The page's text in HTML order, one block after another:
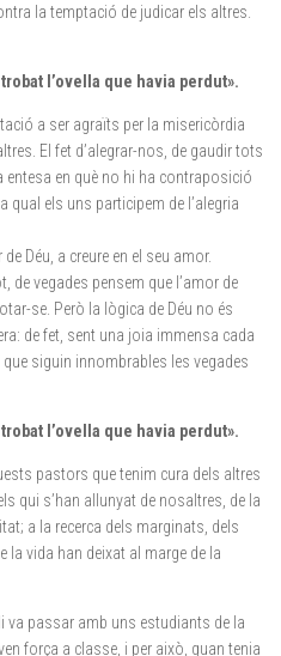
la temptació de judicar els altres.
l’ovella que havia perdut».
a ser agraïts per la misericòrdia
El fet d’alegrar-nos, de gaudir tots
entesa en què no hi ha contraposició
qual els uns participem de l’alegria
Déu, a creure en el seu amor.
de vegades pensem que l’amor de
se. Però la lògica de Déu no és
de fet, sent una joia immensa cada
siguin innombrables les vegades
l’ovella que havia perdut».
pastors que tenim cura dels altres
qui s’han allunyat de nosaltres, de la
a la recerca dels marginats, dels
la vida han deixat al marge de la
va passar amb uns estudiants de la
força a classe, i per això, quan tenia